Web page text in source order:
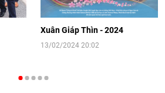
[Video] Đối ngoại nhân dân Thủ đô
hướng tới kết nối hiệu quả nguồn lực
người Việt Nam ở nước ngoài
Xuân Giáp Thìn - 2024
13/02/2024 20:02